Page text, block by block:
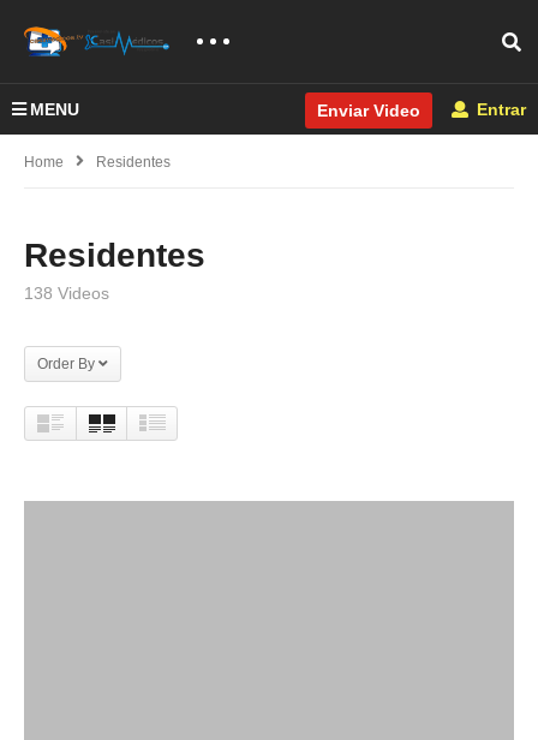
MENU Enviar Video Entrar
Home Residentes
Residentes
138 Videos
Order By